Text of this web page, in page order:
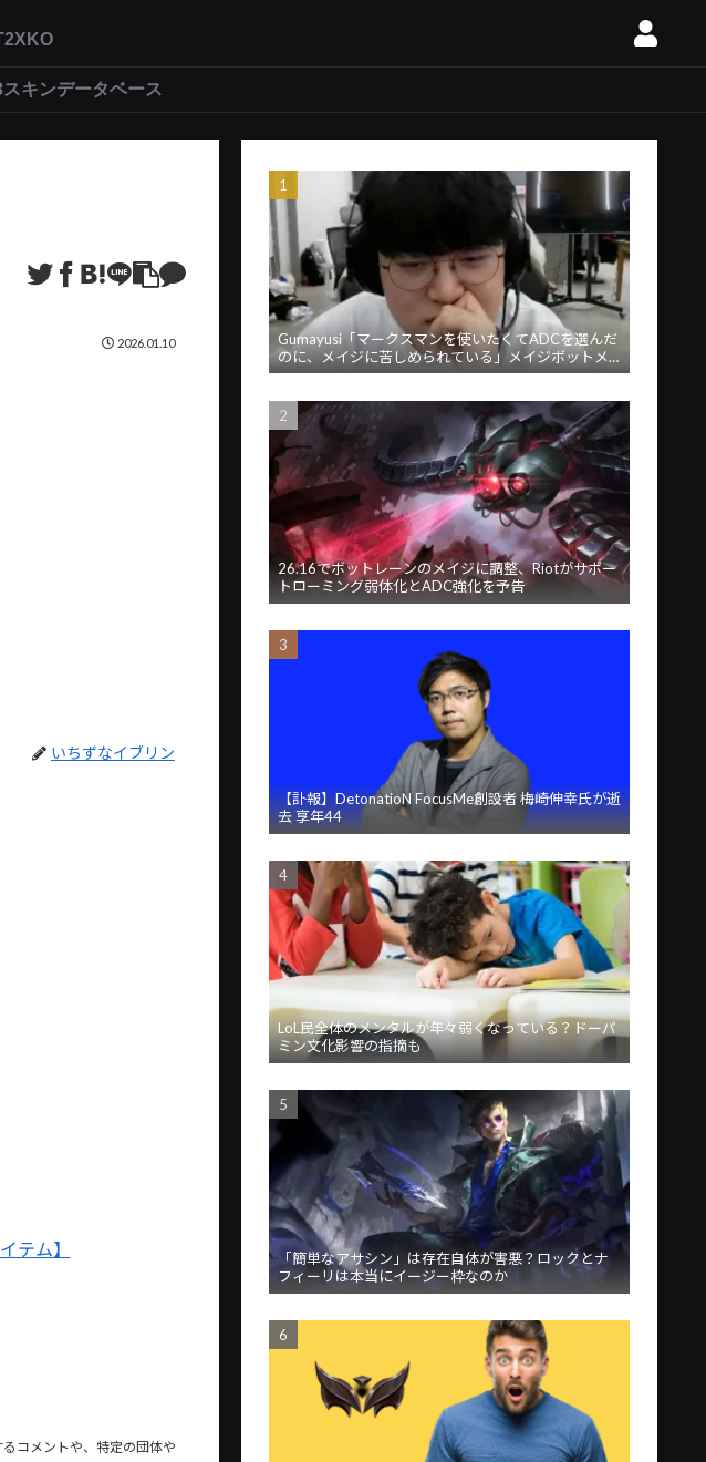
2XKO
スキンデータベース
2026.01.10
いちずなイブリン
テム】
コメントや、特定の団体や
Gumayusi「マークスマンを使いたくてADCを選んだ
のに、メイジに苦しめられている」メイジボットメ
タに苦言
26.16でボットレーンのメイジに調整、Riotがサポー
トローミング弱体化とADC強化を予告
【訃報】DetonatioN FocusMe創設者 梅崎伸幸氏が逝
去 享年44
LoL民全体のメンタルが年々弱くなっている？ドーパ
ミン文化影響の指摘も
「簡単なアサシン」は存在自体が害悪？ロックとナ
フィーリは本当にイージー枠なのか